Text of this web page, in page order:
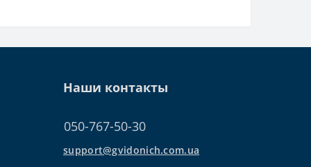
Наши контакты
050-767-50-30
support@gvidonich.com.ua